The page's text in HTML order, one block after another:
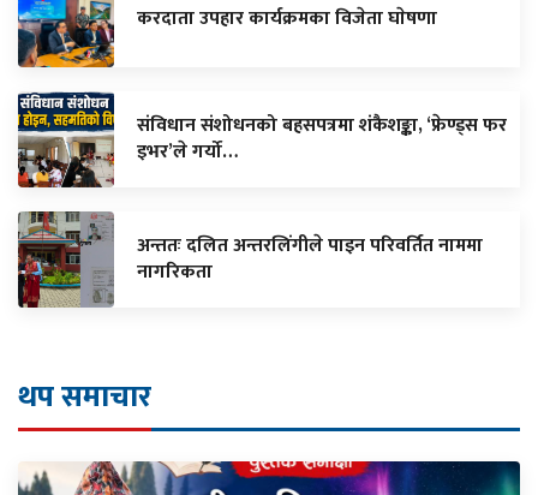
करदाता उपहार कार्यक्रमका विजेता घाेषणा
संविधान संशोधनको बहसपत्रमा शंकैशङ्का, ‘फ्रेण्ड्स फर
इभर’ले गर्यो…
अन्ततः दलित अन्तरलिंगीले पाइन परिवर्तित नाममा
नागरिकता
थप समाचार